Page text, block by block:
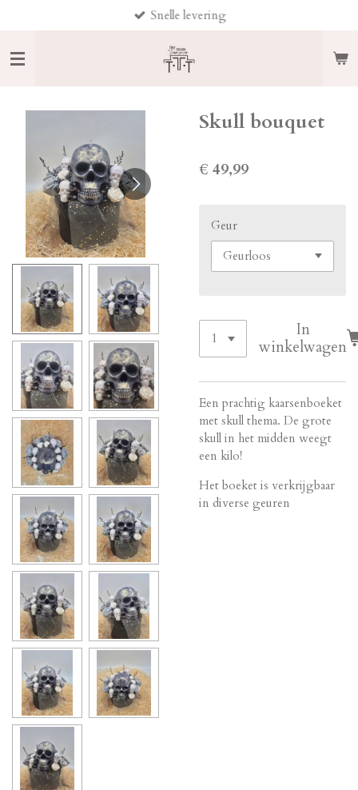
direct
naar
de
hoofdinhoud
Snelle levering
Skull bouquet
€ 49,99
Geur
In
winkelwagen
Een prachtig kaarsenboeket
met skull thema. De grote
skull in het midden weegt
een kilo!
Het boeket is verkrijgbaar
in diverse geuren